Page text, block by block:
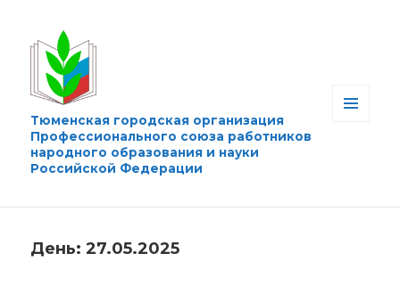
Тюменская городская организация
Профессионального союза работников
народного образования и науки
Российской Федерации
День:27.05.2025